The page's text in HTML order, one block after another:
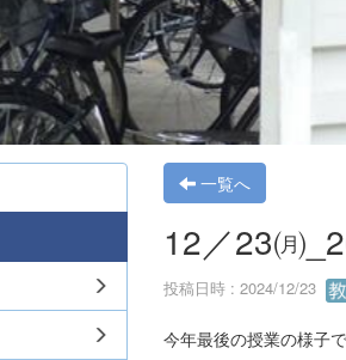
一覧へ
12／23㈪
投稿日時 : 2024/12/23
今年最後の授業の様子で